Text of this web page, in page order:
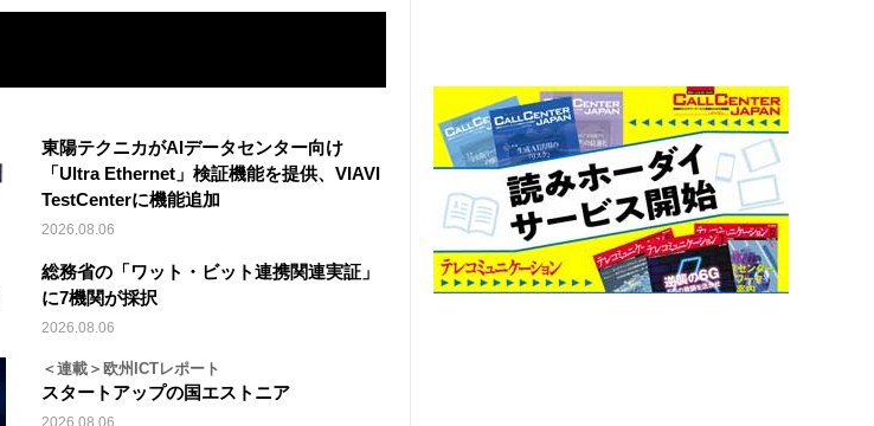
東陽テクニカがAIデータセンター向け
「Ultra Ethernet」検証機能を提供、VIAVI
TestCenterに機能追加
2026.08.06
総務省の「ワット・ビット連携関連実証」
に7機関が採択
2026.08.06
＜連載＞欧州ICTレポート
スタートアップの国エストニア